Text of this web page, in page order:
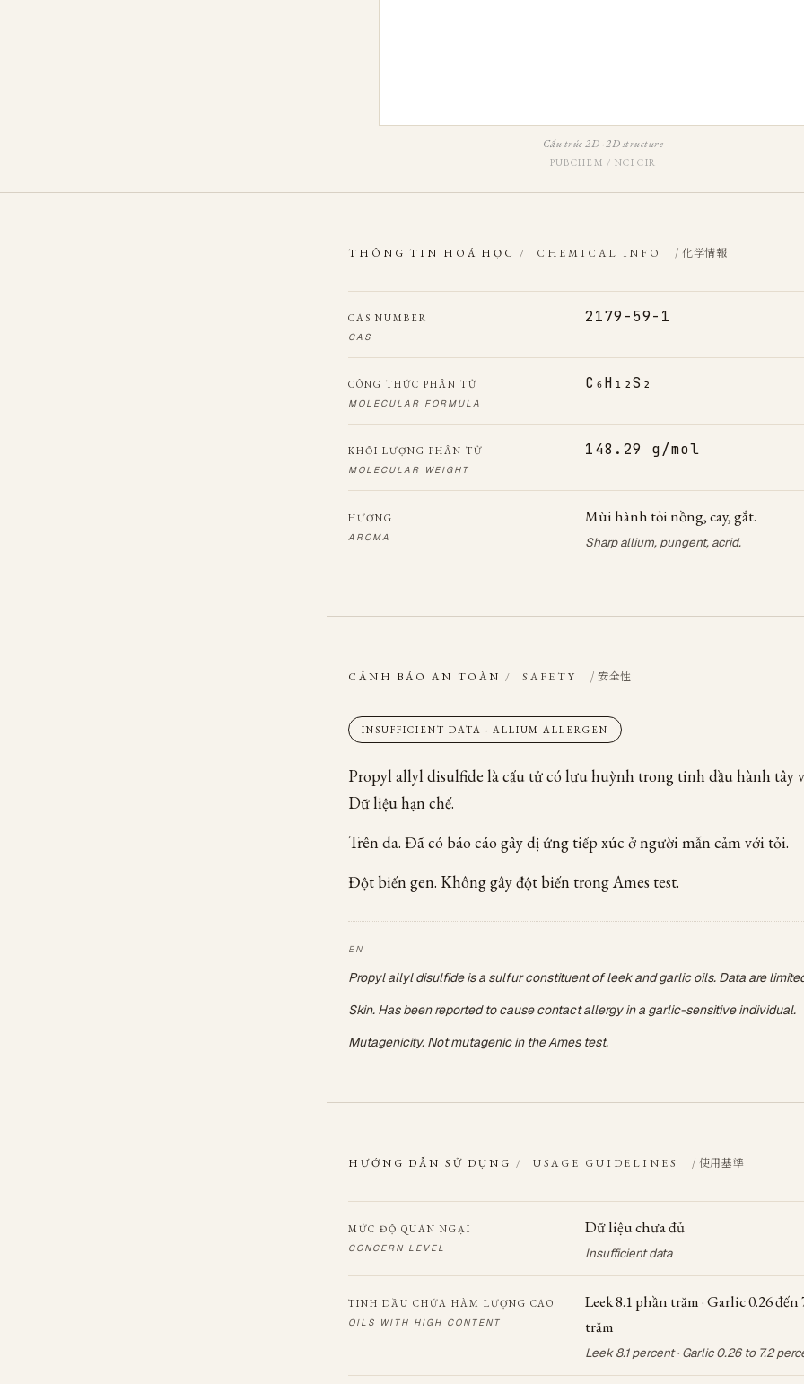
Cấu trúc 2D · 2D structure
PUBCHEM / NCI CIR
THÔNG TIN HOÁ HỌC / CHEMICAL INFO / 化学情報
CAS NUMBER
CAS
2179-59-1
CÔNG THỨC PHÂN TỬ
MOLECULAR FORMULA
C₆H₁₂S₂
KHỐI LƯỢNG PHÂN TỬ
MOLECULAR WEIGHT
148.29 g/mol
HƯƠNG
AROMA
Mùi hành tỏi nồng, cay, gắt.
Sharp allium, pungent, acrid.
CẢNH BÁO AN TOÀN / SAFETY / 安全性
INSUFFICIENT DATA · ALLIUM ALLERGEN
Propyl allyl disulfide là cấu tử có lưu huỳnh trong tinh dầu hành tây
Dữ liệu hạn chế.
Trên da. Đã có báo cáo gây dị ứng tiếp xúc ở người mẫn cảm với tỏi.
Đột biến gen. Không gây đột biến trong Ames test.
Propyl allyl disulfide is a sulfur constituent of leek and garlic oils. Data are
Skin. Has been reported to cause contact allergy in a garlic-sensitive individual.
Mutagenicity. Not mutagenic in the Ames test.
HƯỚNG DẪN SỬ DỤNG / USAGE GUIDELINES / 使用基準
MỨC ĐỘ QUAN NGẠI
CONCERN LEVEL
Dữ liệu chưa đủ
Insufficient data
TINH DẦU CHỨA HÀM LƯỢNG CAO
OILS WITH HIGH CONTENT
Leek 8.1 phần trăm · Garlic 0.26 đến
trăm
Leek 8.1 percent · Garlic 0.26 to 7.2